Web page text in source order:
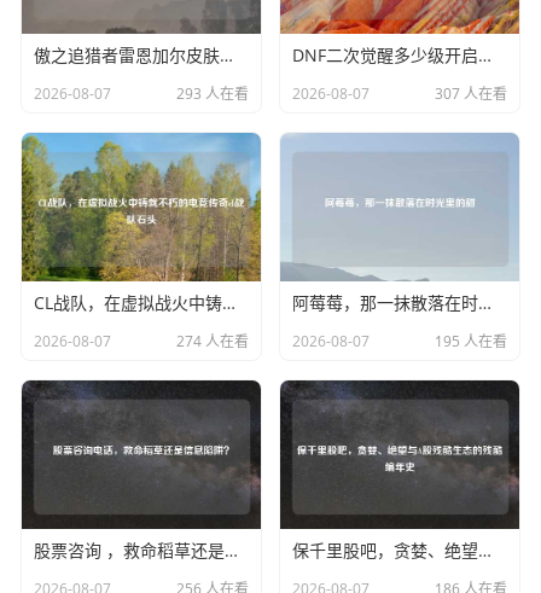
傲之追猎者雷恩加尔皮肤排行，骨齿项链下的荣耀与野性
2026-08-07 293 人在看
DNF二次觉醒多少级开启？深度解析阿拉德勇士的破茧成蝶之路dnf二次觉醒几级
2026-08-07 307 人在看
CL战队，在虚拟战火中铸就不朽的电竞传奇cl战队石头
2026-08-07 274 人在看
阿莓莓，那一抹散落在时光里的甜
2026-08-07 195 人在看
股票咨询 ，救命稻草还是信息陷阱？
2026-08-07 256 人在看
保千里股吧，贪婪、绝望与A股残酷生态的残酷编年史
2026-08-07 186 人在看